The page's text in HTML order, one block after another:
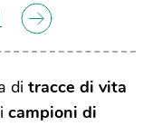
di tracce di vita
campioni di